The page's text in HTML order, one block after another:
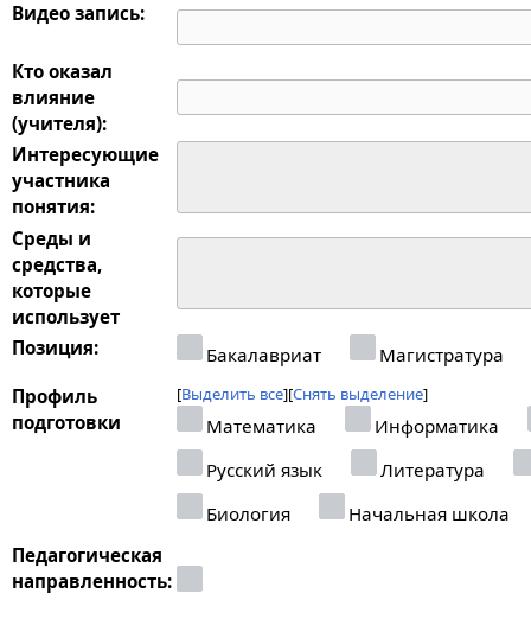
Видео запись:
Кто оказал
влияние
(учителя):
Интересующие
участника
понятия:
Среды и
средства,
которые
использует
Позиция:
Бакалавриат
Магистратура
Профиль
подготовки
Выделить все Снять выделение
Математика
Информатика
Русский язык
Литература
Биология
Начальная школа
Педагогическая
направленность: